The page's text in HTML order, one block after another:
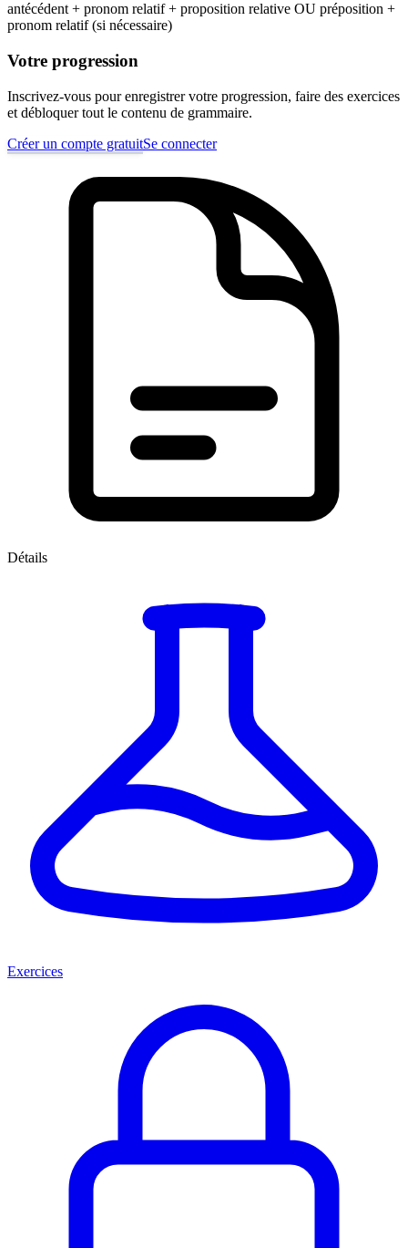
antécédent + pronom relatif + proposition relative OU préposition +
pronom relatif (si nécessaire)
Votre progression
Inscrivez-vous pour enregistrer votre progression, faire des exercices
et débloquer tout le contenu de grammaire.
Créer un compte gratuitSe connecter
Détails
Exercices